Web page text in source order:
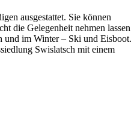
ausgestattet. Sie können
die Gelegenheit nehmen lassen
und im Winter – Ski und Eisboot.
Swislatsch mit einem